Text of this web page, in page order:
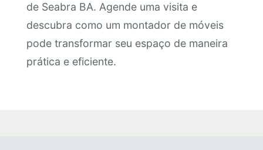
de Seabra BA. Agende uma visita e
descubra como um montador de móveis
pode transformar seu espaço de maneira
prática e eficiente.